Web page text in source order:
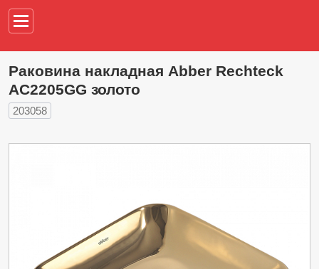
Раковина накладная Abber Rechteck
AC2205GG золото
203058